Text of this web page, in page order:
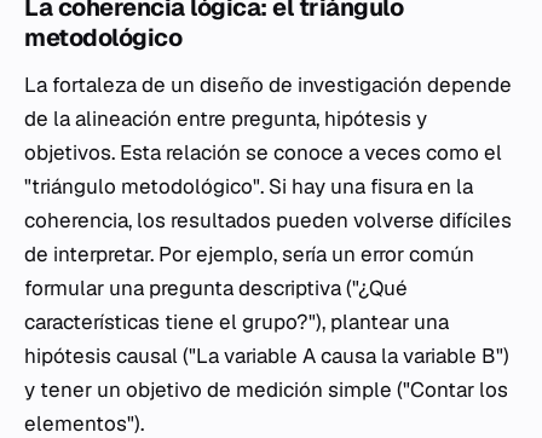
La coherencia lógica: el triángulo
metodológico
La fortaleza de un diseño de investigación depende
de la alineación entre pregunta, hipótesis y
objetivos. Esta relación se conoce a veces como el
"triángulo metodológico". Si hay una fisura en la
coherencia, los resultados pueden volverse difíciles
de interpretar. Por ejemplo, sería un error común
formular una pregunta descriptiva ("¿Qué
características tiene el grupo?"), plantear una
hipótesis causal ("La variable A causa la variable B")
y tener un objetivo de medición simple ("Contar los
elementos").